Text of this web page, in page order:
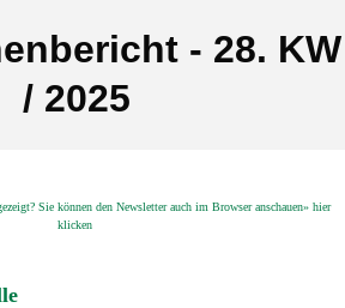
- 28. KW
/ 2025
Sie können den Newsletter auch im Browser anschauen» hier
klicken